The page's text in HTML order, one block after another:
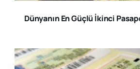
Dünyanın En Güçlü İkinci